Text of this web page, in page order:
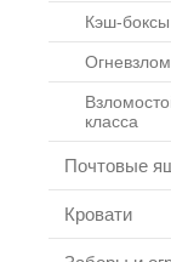
Кэш-боксы
класса
Почтовые
Кровати